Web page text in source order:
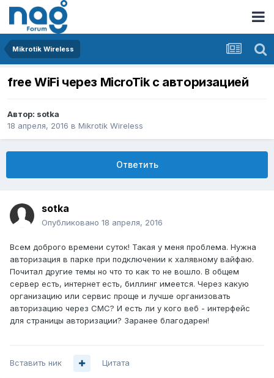
Mikrotik Wireless
free WiFi через MicroTik с авторизацией
Автор: sotka
18 апреля, 2016 в Mikrotik Wireless
Ответить
sotka
Опубликовано 18 апреля, 2016
Всем доброго времени суток! Такая у меня проблема. Нужна
авторизация в парке при подключении к халявному вайфаю.
Почитал другие темы но что то как то не вошло. В общем
сервер есть, интернет есть, биллинг имеется. Через какую
организацию или сервис проще и лучше организовать
авторизацию через СМС? И есть ли у кого веб - интерфейс
для страницы авторизации? Заранее благодарен!
Вставить ник Цитата